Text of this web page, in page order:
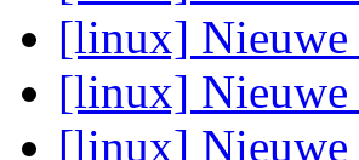
[linux]
[linux]
[linux]